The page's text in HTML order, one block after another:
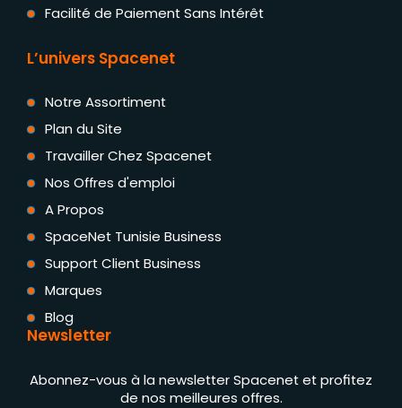
Facilité de Paiement Sans Intérêt
L’univers Spacenet
Notre Assortiment
Plan du Site
Travailler Chez Spacenet
Nos Offres d'emploi
A Propos
SpaceNet Tunisie Business
Support Client Business
Marques
Blog
Newsletter
Abonnez-vous à la newsletter Spacenet et profitez
de nos meilleures offres.